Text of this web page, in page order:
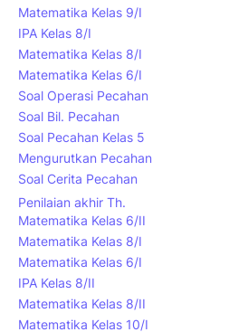
Matematika Kelas 9/I
IPA Kelas 8/I
Matematika Kelas 8/I
Matematika Kelas 6/I
Soal Operasi Pecahan
Soal Bil. Pecahan
Soal Pecahan Kelas 5
Mengurutkan Pecahan
Soal Cerita Pecahan
Penilaian akhir Th.
Matematika Kelas 6/II
Matematika Kelas 8/I
Matematika Kelas 6/I
IPA Kelas 8/II
Matematika Kelas 8/II
Matematika Kelas 10/I